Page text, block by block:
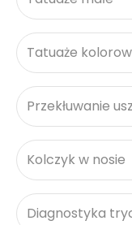
Tatuaże
Przekłuwanie
Kolczyk w nosie
Diagnostyka